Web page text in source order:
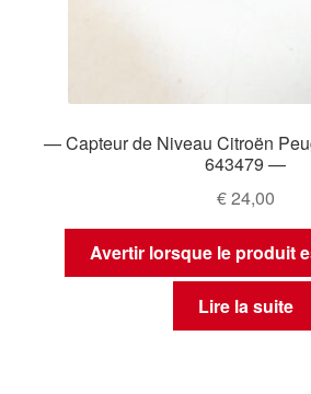
— Capteur de Niveau Citroën
643479 —
€24,00
Avertir lorsque le produit
Lire la suite